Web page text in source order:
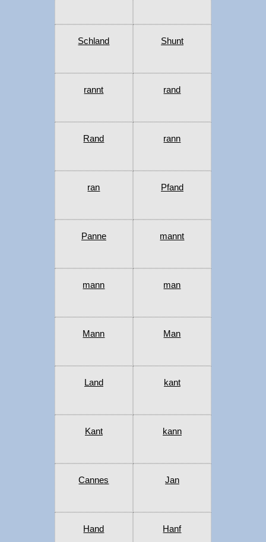
Schland Shunt
rannt rand
Rand rann
ran Pfand
Panne mannt
mann man
Mann Man
Land kant
Kant kann
Cannes Jan
Hand Hanf